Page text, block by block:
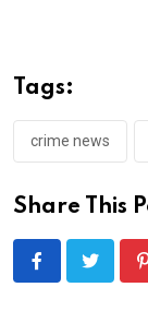
Tags:
crime news
Share This